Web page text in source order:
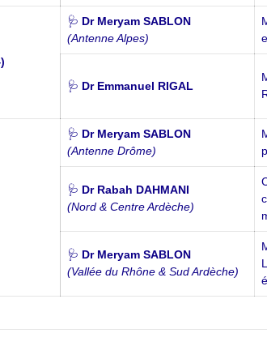
🩺 Dr Meryam SABLON
(Antenne Alpes)
🩺 Dr Emmanuel RIGAL
🩺 Dr Meryam SABLON
(Antenne Drôme)
🩺 Dr Rabah DAHMANI
(Nord & Centre Ardèche)
🩺 Dr Meryam SABLON
(Vallée du Rhône & Sud Ardèche)